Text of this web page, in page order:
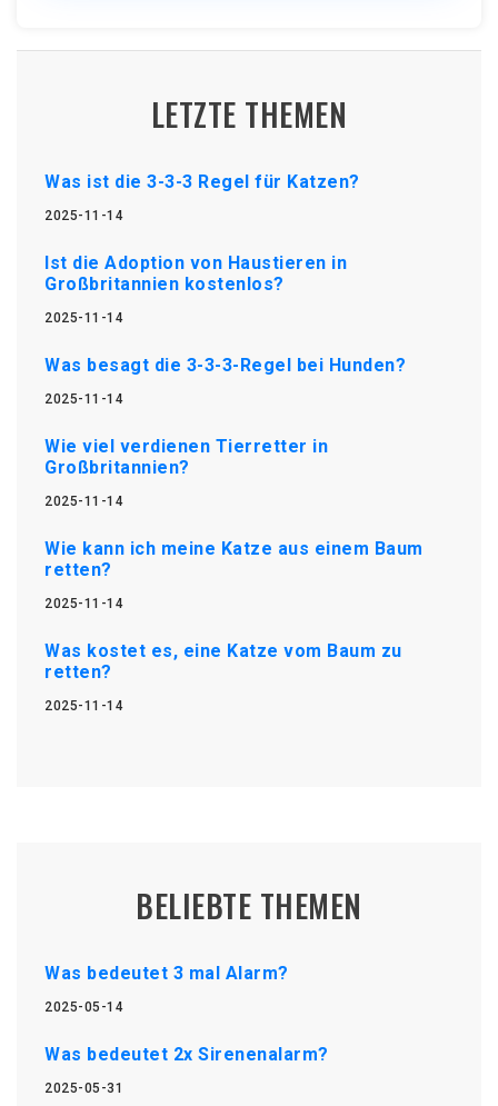
LETZTE THEMEN
Was ist die 3-3-3 Regel für Katzen?
2025-11-14
Ist die Adoption von Haustieren in
Großbritannien kostenlos?
2025-11-14
Was besagt die 3-3-3-Regel bei Hunden?
2025-11-14
Wie viel verdienen Tierretter in
Großbritannien?
2025-11-14
Wie kann ich meine Katze aus einem Baum
retten?
2025-11-14
Was kostet es, eine Katze vom Baum zu
retten?
2025-11-14
BELIEBTE THEMEN
Was bedeutet 3 mal Alarm?
2025-05-14
Was bedeutet 2x Sirenenalarm?
2025-05-31